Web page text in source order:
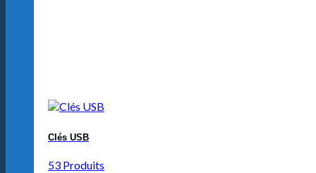
Clés USB
53 Produits